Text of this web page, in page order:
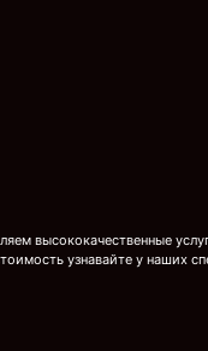
высококачественные
узнавайте у наших